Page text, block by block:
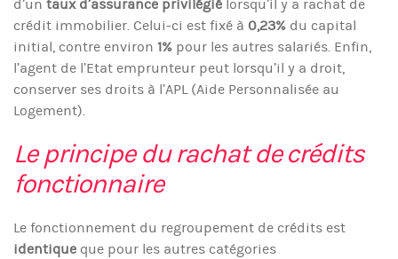
d’un taux d’assurance privilégié lorsqu’il y a rachat de
crédit immobilier. Celui-ci est fixé à 0,23% du capital
initial, contre environ 1% pour les autres salariés. Enfin,
l’agent de l’Etat emprunteur peut lorsqu’il y a droit,
conserver ses droits à l’APL (Aide Personnalisée au
Logement).
Le principe du rachat de crédits
fonctionnaire
Le fonctionnement du regroupement de crédits est
identique que pour les autres catégories